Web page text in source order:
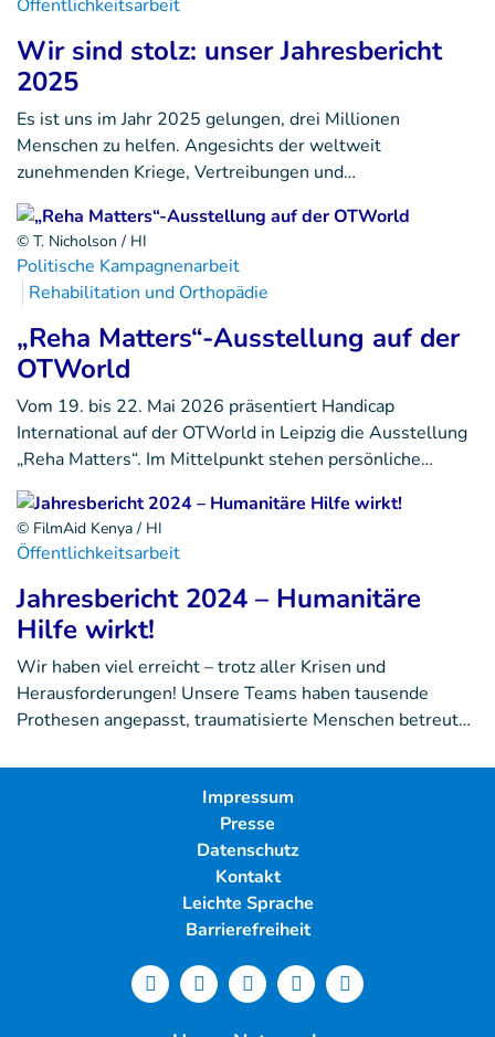
Öffentlichkeitsarbeit
Wir sind stolz: unser Jahresbericht
2025
Es ist uns im Jahr 2025 gelungen, drei Millionen
Menschen zu helfen. Angesichts der weltweit
zunehmenden Kriege, Vertreibungen und…
© T. Nicholson / HI
Politische Kampagnenarbeit
Rehabilitation und Orthopädie
„Reha Matters“-Ausstellung auf der
OTWorld
Vom 19. bis 22. Mai 2026 präsentiert Handicap
International auf der OTWorld in Leipzig die Ausstellung
„Reha Matters“. Im Mittelpunkt stehen persönliche…
© FilmAid Kenya / HI
Öffentlichkeitsarbeit
Jahresbericht 2024 – Humanitäre
Hilfe wirkt!
Wir haben viel erreicht – trotz aller Krisen und
Herausforderungen! Unsere Teams haben tausende
Prothesen angepasst, traumatisierte Menschen betreut…
Impressum
Presse
Datenschutz
Kontakt
Leichte Sprache
Barrierefreiheit